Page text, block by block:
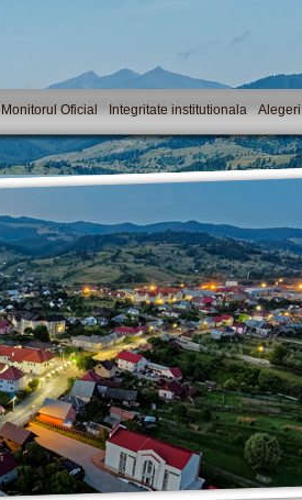
Monitorul Oficial Integritate institutionala Alegeri